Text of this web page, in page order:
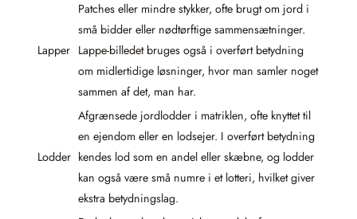
Lapper
Patches eller mindre stykker, ofte brugt om jord i
små bidder eller nødtørftige sammensætninger.
Lappe-billedet bruges også i overført betydning
om midlertidige løsninger, hvor man samler noget
sammen af det, man har.
Lodder
Afgrænsede jordlodder i matriklen, ofte knyttet til
en ejendom eller en lodsejer. I overført betydning
kendes lod som en andel eller skæbne, og lodder
kan også være små numre i et lotteri, hvilket giver
ekstra betydningslag.